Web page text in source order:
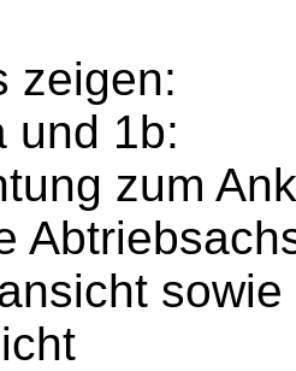
zeigen:
und 1b:
zum